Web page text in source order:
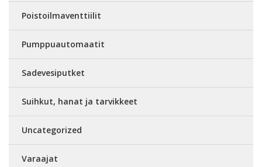
Poistoilmaventtiilit
Pumppuautomaatit
Sadevesiputket
Suihkut, hanat ja tarvikkeet
Uncategorized
Varaajat